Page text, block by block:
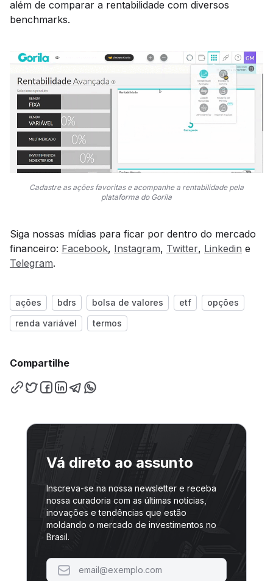
além de comparar a rentabilidade com diversos
benchmarks.
Cadastre as ações favoritas e acompanhe a rentabilidade pela
plataforma do Gorila
Siga nossas mídias para ficar por dentro do mercado
financeiro: Facebook, Instagram, Twitter, Linkedin e
Telegram.
ações bdrs bolsa de valores etf
opções
renda variável
termos
Compartilhe
Vá direto ao assunto
Inscreva-se na nossa newsletter e receba
nossa curadoria com as últimas notícias,
inovações e tendências que estão
moldando o mercado de investimentos no
Brasil.